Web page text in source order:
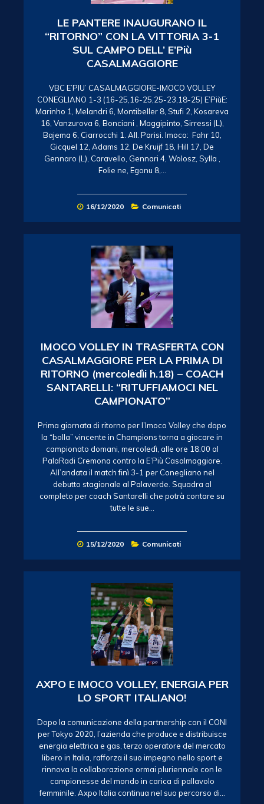
LE PANTERE INAUGURANO IL
“RITORNO” CON LA VITTORIA 3-1
SUL CAMPO DELL’ E’Più
CASALMAGGIORE
VBC E’PIU’ CASALMAGGIORE-IMOCO VOLLEY
CONEGLIANO 1-3 (16-25,16-25,25-23,18-25) E’PiùE:
Marinho 1, Melandri 6, Montibeller 8, Stufi 2, Kosareva
16, Vanzurova 6, Bonciani , Maggipinto, Sirressi (L),
Bajema 6, Ciarrocchi 1. All. Parisi. Imoco: Fahr 10,
Gicquel 12, Adams 12, De Kruijf 18, Hill 17, De
Gennaro (L), Caravello, Gennari 4, Wolosz, Sylla ,
Folie ne, Egonu 8,…
16/12/2020 Comunicati
IMOCO VOLLEY IN TRASFERTA CON
CASALMAGGIORE PER LA PRIMA DI
RITORNO (mercoledìi h.18) – COACH
SANTARELLI: “RITUFFIAMOCI NEL
CAMPIONATO”
Prima giornata di ritorno per l’Imoco Volley che dopo
la “bolla” vincente in Champions torna a giocare in
campionato domani, mercoledì, alle ore 18.00 al
PalaRadi Cremona contro la E’Più Casalmaggiore.
All’andata il match finì 3-1 per Conegliano nel
debutto stagionale al Palaverde. Squadra al
completo per coach Santarelli che potrà contare su
tutte le sue…
15/12/2020 Comunicati
AXPO E IMOCO VOLLEY, ENERGIA PER
LO SPORT ITALIANO!
Dopo la comunicazione della partnership con il CONI
per Tokyo 2020, l’azienda che produce e distribuisce
energia elettrica e gas, terzo operatore del mercato
libero in Italia, rafforza il suo impegno nello sport e
rinnova la collaborazione ormai pluriennale con le
campionesse del mondo in carica di pallavolo
femminile. Axpo Italia continua nel suo percorso di…